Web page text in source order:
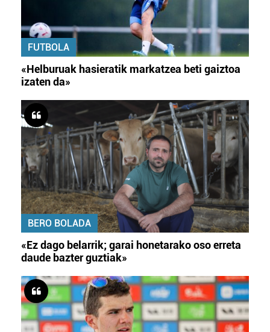
FUTBOLA
«Helburuak hasieratik markatzea beti gaiztoa
izaten da»
BERO BOLADA
«Ez dago belarrik; garai honetarako oso erreta
daude bazter guztiak»